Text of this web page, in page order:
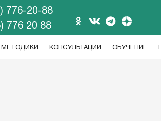
776-20-88
776 20 88
МЕТОДИКИ КОНСУЛЬТАЦИИ ОБУЧЕНИЕ